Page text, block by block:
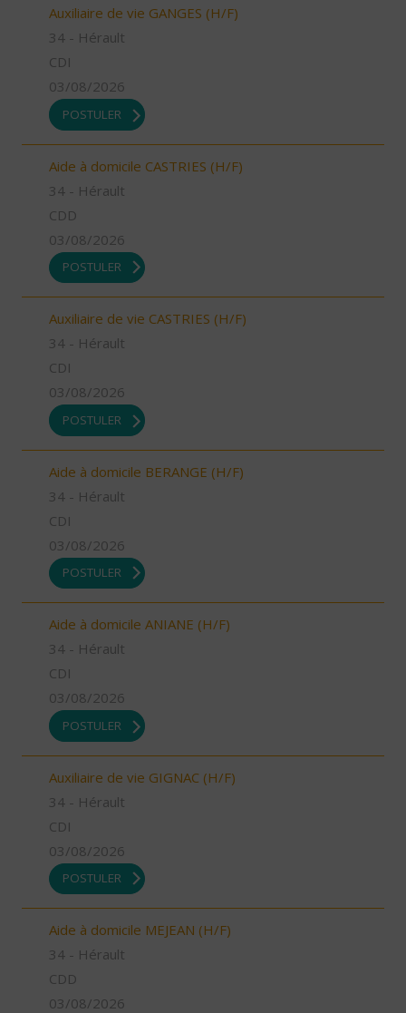
Auxiliaire de vie GANGES (H/F)
34 - Hérault
CDI
03/08/2026
POSTULER
Aide à domicile CASTRIES (H/F)
34 - Hérault
CDD
03/08/2026
POSTULER
Auxiliaire de vie CASTRIES (H/F)
34 - Hérault
CDI
03/08/2026
POSTULER
Aide à domicile BERANGE (H/F)
34 - Hérault
CDI
03/08/2026
POSTULER
Aide à domicile ANIANE (H/F)
34 - Hérault
CDI
03/08/2026
POSTULER
Auxiliaire de vie GIGNAC (H/F)
34 - Hérault
CDI
03/08/2026
POSTULER
Aide à domicile MEJEAN (H/F)
34 - Hérault
CDD
03/08/2026